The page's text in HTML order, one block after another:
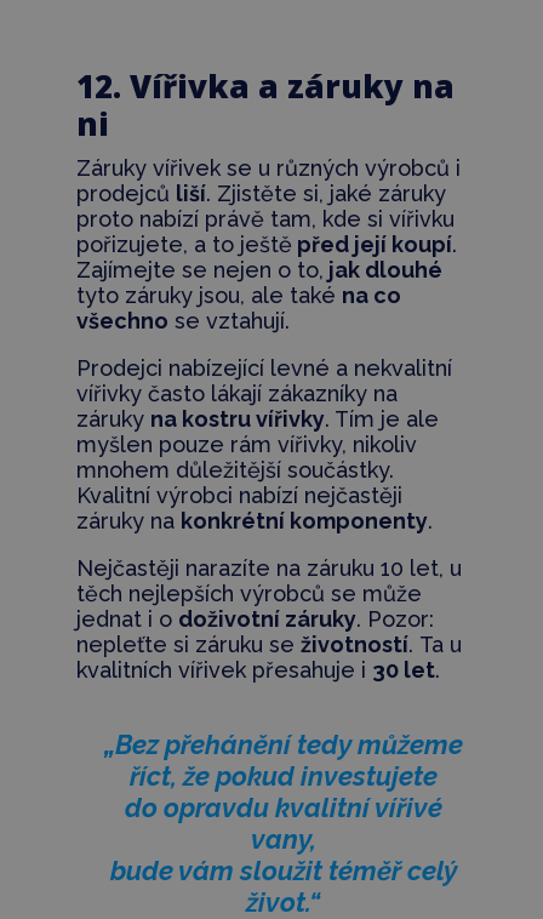
12. Vířivka a záruky na
ni
Záruky vířivek se u různých výrobců i
prodejců liší. Zjistěte si, jaké záruky
proto nabízí právě tam, kde si vířivku
pořizujete, a to ještě před její koupí.
Zajímejte se nejen o to, jak dlouhé
tyto záruky jsou, ale také na co
všechno se vztahují.
Prodejci nabízející levné a nekvalitní
vířivky často lákají zákazníky na
záruky na kostru vířivky. Tím je ale
myšlen pouze rám vířivky, nikoliv
mnohem důležitější součástky.
Kvalitní výrobci nabízí nejčastěji
záruky na konkrétní komponenty.
Nejčastěji narazíte na záruku 10 let, u
těch nejlepších výrobců se může
jednat i o doživotní záruky. Pozor:
nepleťte si záruku se životností. Ta u
kvalitních vířivek přesahuje i 30 let.
„Bez přehánění tedy můžeme
říct, že pokud investujete
do opravdu kvalitní vířivé
vany,
bude vám sloužit téměř celý
život.“